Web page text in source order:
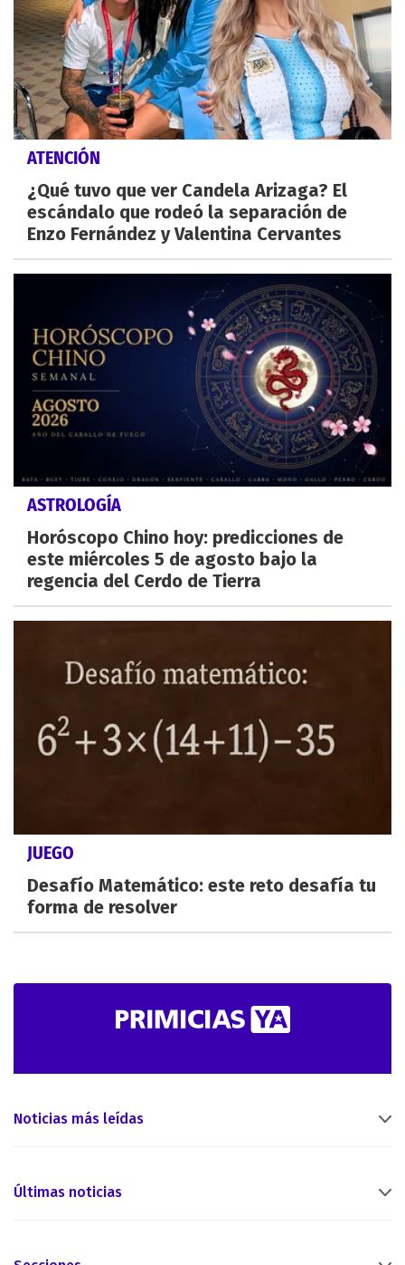
ATENCIÓN
¿Qué tuvo que ver Candela Arizaga? El
escándalo que rodeó la separación de
Enzo Fernández y Valentina Cervantes
ASTROLOGÍA
Horóscopo Chino hoy: predicciones de
este miércoles 5 de agosto bajo la
regencia del Cerdo de Tierra
JUEGO
Desafío Matemático: este reto desafía tu
forma de resolver
Noticias más leídas
Últimas noticias